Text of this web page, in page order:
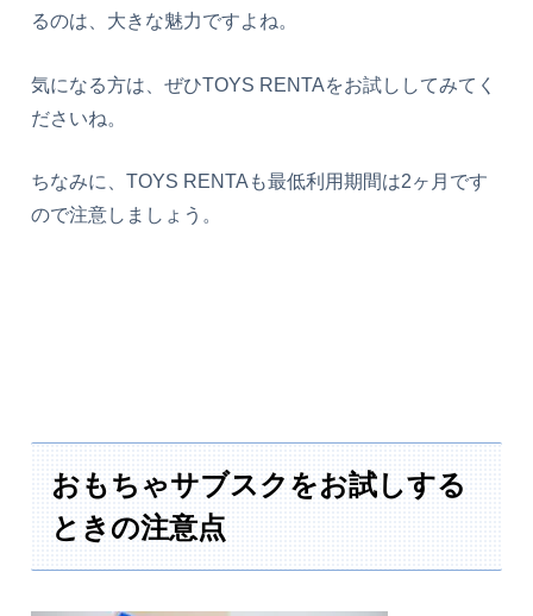
るのは、大きな魅力ですよね。
気になる方は、ぜひTOYS RENTAをお試ししてみてく
ださいね。
ちなみに、TOYS RENTAも最低利用期間は2ヶ月です
ので注意しましょう。
おもちゃサブスクをお試しする
ときの注意点